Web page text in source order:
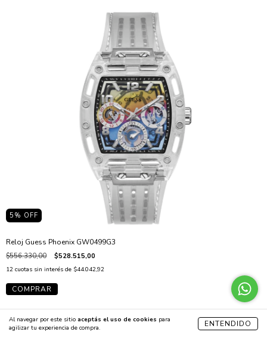
Al navegar por este sitio aceptás el uso de cookies para
agilizar tu experiencia de compra.
ENTENDIDO
5 % OFF
Reloj Guess Phoenix GW0499G3
$556.330,00 $528.515,00
12 cuotas sin interés de $44.042,92